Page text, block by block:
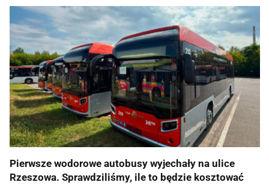
Pierwsze wodorowe autobusy wyjechały na ulice
Rzeszowa. Sprawdziliśmy, ile to będzie kosztować